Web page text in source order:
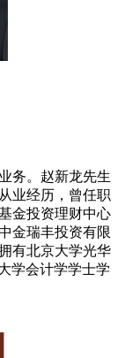
务。赵新龙先生
业经历，曾任职
金投资理财中心
金瑞丰投资有限
有北京大学光华
学会计学学士学